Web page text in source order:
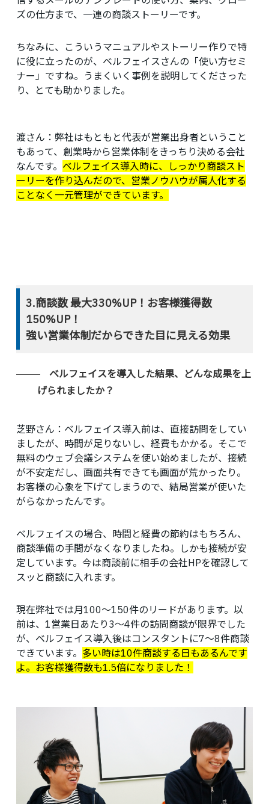
ズの仕方まで、一連の商談ストーリーです。
ちなみに、こういうマニュアルやストーリー作りで特
に役に立ったのが、ベルフェイスさんの「使い方セミ
ナー」ですね。うまくいく事例を説明してくださった
り、とても助かりました。
渡さん：弊社はもともと代表が営業出身者ということ
もあって、創業時から営業体制をきっちり決める会社
なんです。 ベルフェイス導入時に、しっかり商談スト
ーリーを作り込んだので、営業ノウハウが属人化する
ことなく一元管理ができています。
3.商談数 最大330%UP！お客様獲得数
150%UP！
強い営業体制だからできた目に見える効果
ベルフェイスを導入した結果、どんな成果を上
げられましたか？
芝野さん： ベルフェイス導入前は、直接訪問をしてい
ましたが、時間が足りないし、経費もかかる。そこで
無料のウェブ会議システムを使い始めましたが、接続
が不安定だし、画面共有できても画面が荒かったり。
お客様の心象を下げてしまうので、結局営業が使いた
がらなかったんです。
ベルフェイスの場合、時間と経費の節約はもちろん、
商談準備の手間がなくなりましたね。しかも接続が安
定しています。今は商談前に相手の会社HPを確認して
スッと商談に入れます。
現在弊社では月100〜150件のリードがあります。以
前は、1営業日あたり3〜4件の訪問商談が限界でした
が、ベルフェイス導入後はコンスタントに7〜8件商談
できています。 多い時は10件商談する日もあるんです
よ。お客様獲得数も1.5倍になりました！